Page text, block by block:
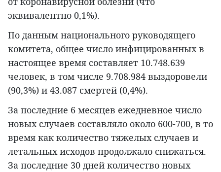
эквивалентно 0,1%).
По данным национального руководящего
комитета, общее число инфицированных в
настоящее время составляет 10.748.639
человек, в том числе 9.708.984 выздоровели
(90,3%) и 43.087 смертей (0,4%).
За последние 6 месяцев ежедневное число
новых случаев составляло около 600-700, в то
время как количество тяжелых случаев и
летальных исходов продолжало снижаться.
За последние 30 дней количество новых